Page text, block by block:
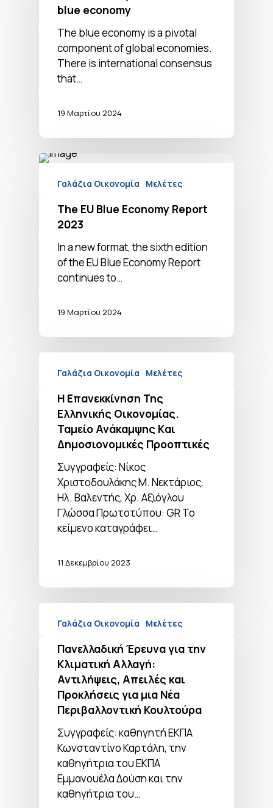
blue economy
The blue economy is a pivotal
component of global economies.
There is international consensus
that…
19 Μαρτίου 2024
Γαλάζια Οικονομία Μελέτες
The EU Blue Economy Report
2023
In a new format, the sixth edition
of the EU Blue Economy Report
continues to…
19 Μαρτίου 2024
Γαλάζια Οικονομία Μελέτες
Η Επανεκκίνηση Της
Ελληνικής Οικονομίας.
Ταμείο Ανάκαμψης Kαι
Δημοσιονομικές Προοπτικές
Συγγραφείς: Νίκος
Χριστοδουλάκης Μ. Νεκτάριος,
Ηλ. Βαλεντής, Χρ. Αξιόγλου
Γλώσσα Πρωτοτύπου: GR Το
κείμενο καταγράφει…
11 Δεκεμβρίου 2023
Γαλάζια Οικονομία Μελέτες
Πανελλαδική Έρευνα για την
Κλιματική Αλλαγή:
Αντιλήψεις, Απειλές και
Προκλήσεις για μια Νέα
Περιβαλλοντική Κουλτούρα
Συγγραφείς: καθηγητή ΕΚΠΑ
Κωνσταντίνο Καρτάλη, την
καθηγήτρια του ΕΚΠΑ
Εμμανουέλα Δούση και την
καθηγήτρια του…